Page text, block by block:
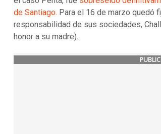
de Santiago. Para el 16 de marzo quedó
responsabilidad de sus sociedades,
honor a su madre).